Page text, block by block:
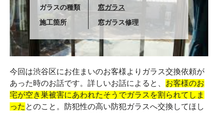
ガラスの種類
窓ガラス
施工箇所
窓ガラス修理
今回は渋谷区にお住まいのお客様よりガラス交換依頼が
あった時のお話です。詳しいお話によると、 お客様のお
宅が空き巣被害にあわれたそうでガラスを割られてしま
った とのこと。防犯性の高い防犯ガラスへ交換してほし